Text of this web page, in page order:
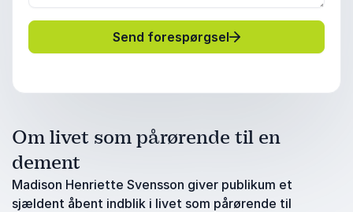
Send forespørgsel
Om livet som pårørende til en
dement
Madison Henriette Svensson giver publikum et
sjældent åbent indblik i livet som pårørende til